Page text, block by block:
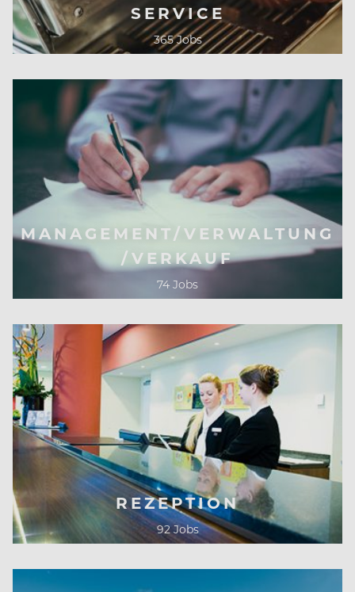
SERVICE
365 Jobs
MANAGEMENT/VERWALTUNG
/VERKAUF
74 Jobs
REZEPTION
92 Jobs